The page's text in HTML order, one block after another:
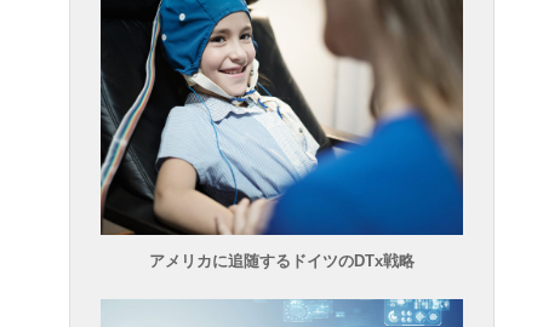
アメリカに追随するドイツのDTx戦略